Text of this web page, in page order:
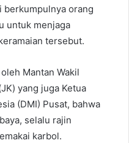
berkumpulnya orang
untuk menjaga
tersebut.
Mantan Wakil
yang juga Ketua
(DMI) Pusat, bahwa
selalu rajin
karbol.